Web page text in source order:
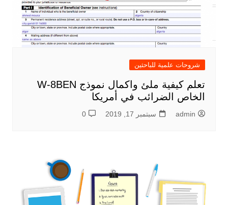
شروحات علمية للباحثين
تعلم كيفية ملئ واكمال نموذج W-8BEN
الخاص الضرائب في أمريكا
admin سبتمبر 17, 2019 0